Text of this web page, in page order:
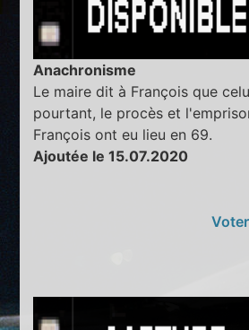
Anachronisme
Le maire dit à François que
pourtant, le procès et
François ont eu lieu en 69.
Ajoutée le 15.07.2020